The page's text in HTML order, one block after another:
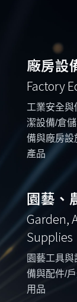
廠房設
Factory
工業安全與
潔設備/倉
備與廠房設
產品
園藝、
Garden,
Supplies
園藝工具
備與配件/
用品